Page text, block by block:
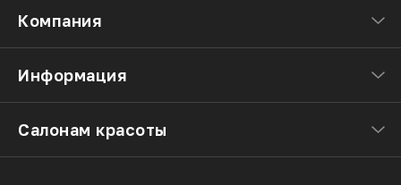
Компания
Информация
Салонам красоты